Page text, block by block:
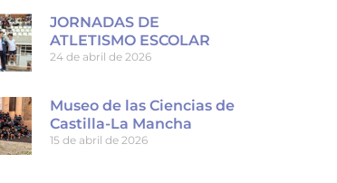
JORNADAS DE
ATLETISMO ESCOLAR
24 de abril de 2026
Museo de las Ciencias de
Castilla-La Mancha
15 de abril de 2026